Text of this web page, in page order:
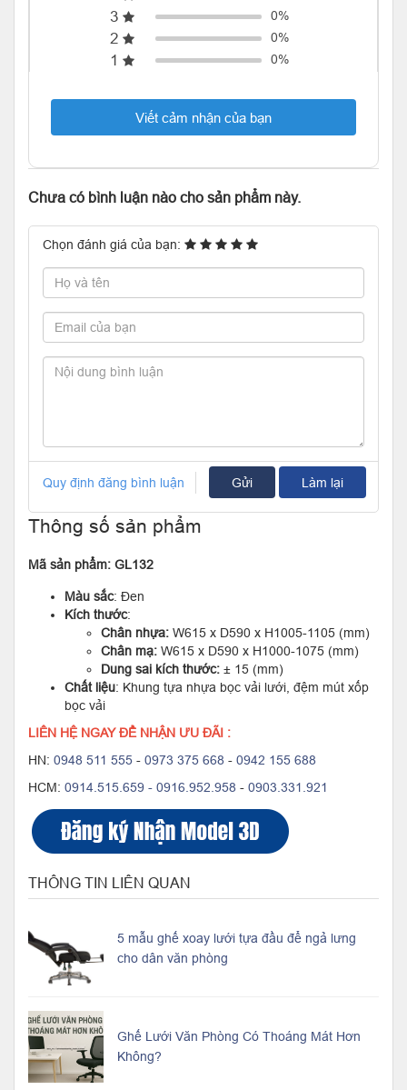
3 0%
2 0%
1 0%
Viết cảm nhận của bạn
Chưa có bình luận nào cho sản phẩm này.
Chọn đánh giá của bạn:
Quy định đăng bình luận Gửi Làm lại
Thông số sản phẩm
Mã sản phẩm: GL132
Màu sắc: Đen
Kích thước:
Chân nhựa: W615 x D590 x H1005-1105 (mm)
Chân mạ: W615 x D590 x H1000-1075 (mm)
Dung sai kích thước: ± 15 (mm)
Chất liệu: Khung tựa nhựa bọc vải lưới, đệm mút xốp
bọc vải
LIÊN HỆ NGAY ĐỂ NHẬN ƯU ĐÃI :
HN: 0948 511 555 - 0973 375 668 - 0942 155 688
HCM: 0914.515.659 - 0916.952.958 - 0903.331.921
THÔNG TIN LIÊN QUAN
5 mẫu ghế xoay lưới tựa đầu để ngả lưng
cho dân văn phòng
Ghế Lưới Văn Phòng Có Thoáng Mát Hơn
Không?